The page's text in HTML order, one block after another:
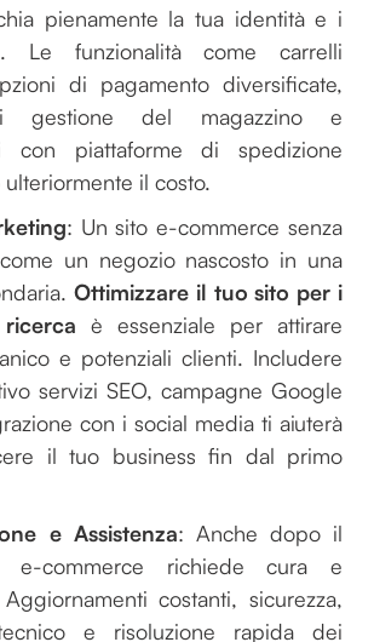
pienamente la tua identità e i
Le funzionalità come carrelli
di pagamento diversificate,
gestione del magazzino e
con piattaforme di spedizione
ulteriormente il costo.
: Un sito e-commerce senza
un negozio nascosto in una
Ottimizzare il tuo sito per i
è essenziale per attirare
e potenziali clienti. Includere
servizi SEO, campagne Google
con i social media ti aiuterà
il tuo business fin dal primo
e Assistenza: Anche dopo il
e-commerce richiede cura e
costanti, sicurezza,
e risoluzione rapida dei